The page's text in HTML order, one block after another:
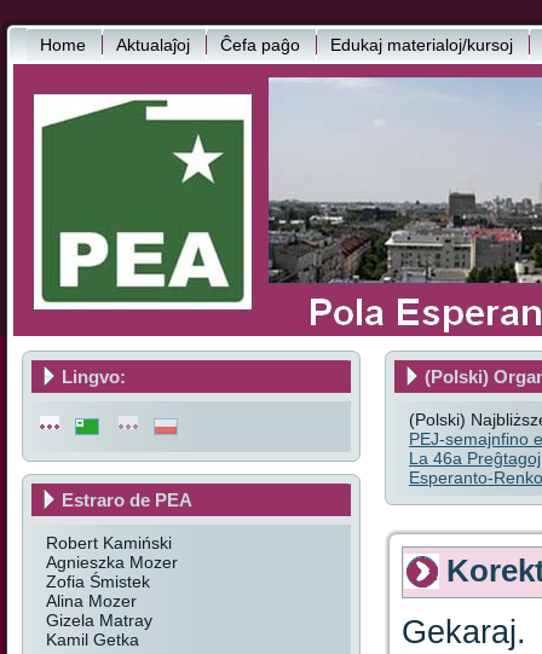
Home Aktualaĵoj Ĉefa paĝo Edukaj materialoj/kursoj
Lingvo:
Estraro de PEA
Robert Kamiński
Agnieszka Mozer
Zofia Śmistek
Alina Mozer
Gizela Matray
Kamil Getka
(Polski)
(Polski)
PEJ-semajnfino
La 46a
Esperanto-
Gekaraj.